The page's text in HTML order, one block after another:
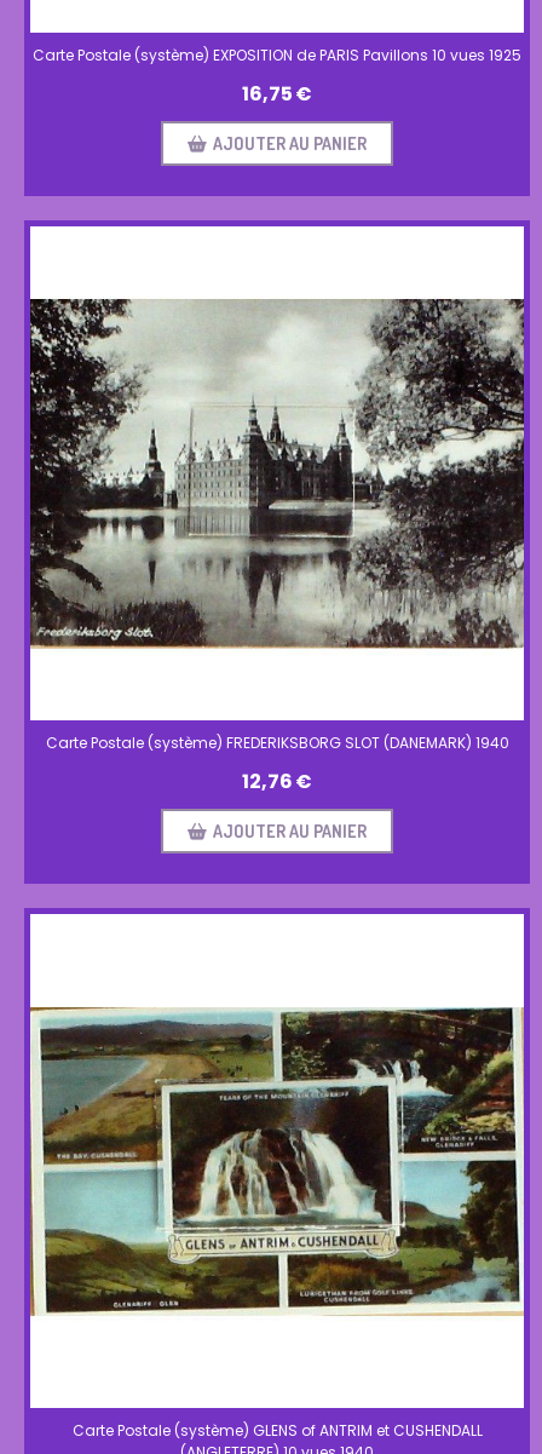
Carte Postale (système) EXPOSITION de PARIS Pavillons 10 vues 1925
16,75€
AJOUTER AU PANIER
Carte Postale (système) FREDERIKSBORG SLOT (DANEMARK) 1940
12,76€
AJOUTER AU PANIER
Carte Postale (système) GLENS of ANTRIM et CUSHENDALL